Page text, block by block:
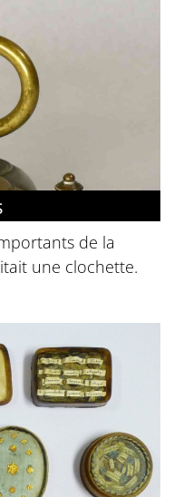
de la
une clochette.